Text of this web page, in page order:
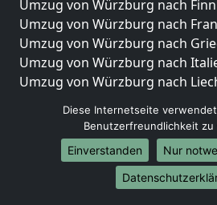
Umzug von Würzburg nach
Umzug von Würzburg nach
Umzug von Würzburg nach
Umzug von Würzburg nach
Umzug von Würzburg nach
Umzug von Würzburg nach
Umzug von Würzburg nach
Umzüge-Deutschlandweit
Diese Internetseite
Benutzerfreundlichkeit zu
Einverstanden
Nur